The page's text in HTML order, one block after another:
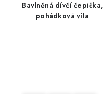
Bavlněná dívčí čepička,
pohádková víla